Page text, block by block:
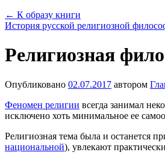
← К образу книги
История русской религиозной
Религиозная
Опубликовано 02.07.2017 автором
Феномен религии всегда занимал
исключено хоть минимальное ее
Религиозная тема была и останется
национальной), увлекают